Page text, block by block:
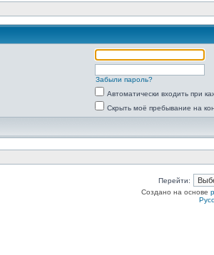
Забыли пароль?
Автоматически входить при
Скрыть моё пребывание на
Перейти:
Создано на основе